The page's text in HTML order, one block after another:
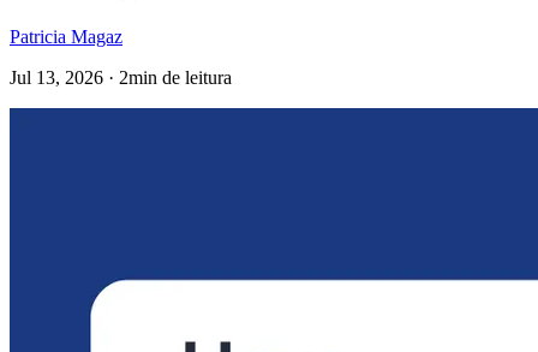
Patricia Magaz
Jul 13, 2026 · 2min de leitura